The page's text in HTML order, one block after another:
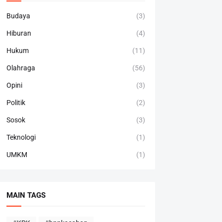
Budaya (3)
Hiburan (4)
Hukum (11)
Olahraga (56)
Opini (3)
Politik (2)
Sosok (3)
Teknologi (1)
UMKM (1)
MAIN TAGS